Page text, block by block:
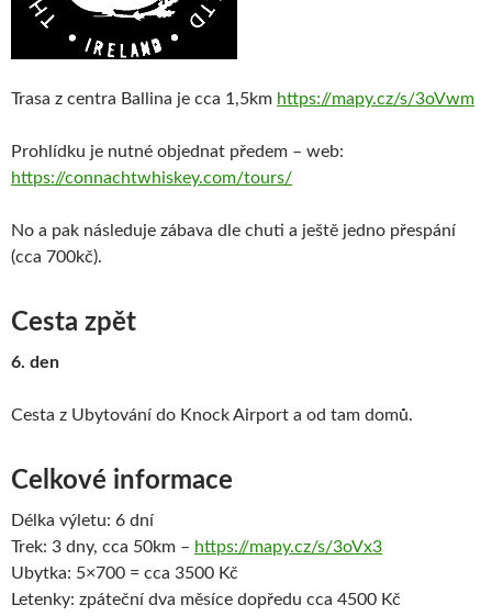
Trasa z centra Ballina je cca 1,5km https://mapy.cz/s/3oVwm
Prohlídku je nutné objednat předem – web:
https://connachtwhiskey.com/tours/
No a pak následuje zábava dle chuti a ještě jedno přespání
(cca 700kč).
Cesta zpět
6. den
Cesta z Ubytování do Knock Airport a od tam domů.
Celkové informace
Délka výletu: 6 dní
Trek: 3 dny, cca 50km – https://mapy.cz/s/3oVx3
Ubytka: 5×700 = cca 3500 Kč
Letenky: zpáteční dva měsíce dopředu cca 4500 Kč